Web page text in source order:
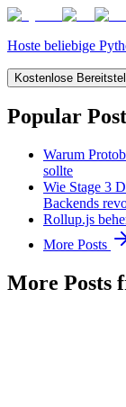
Hoste beliebige
Kostenlose
Popular
Warum
sollte
Wie Stage 3
Backends
Rollup.js
More Posts
More Posts